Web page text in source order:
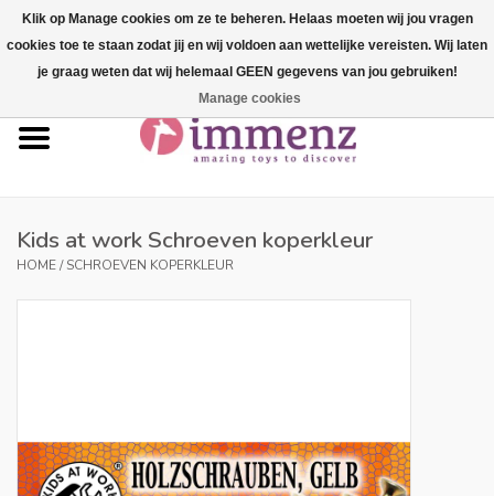
NIEUW in ons assortiment!
Onze merken
Merken
Kids at work Schroeven koperkleur
HOME/SCHROEVEN KOPERKLEUR
Klik op Manage cookies om ze te beheren. Helaas moeten wij jou vragen
cookies toe te staan zodat jij en wij voldoen aan wettelijke vereisten. Wij laten
je graag weten dat wij helemaal GEEN gegevens van jou gebruiken!
Manage cookies